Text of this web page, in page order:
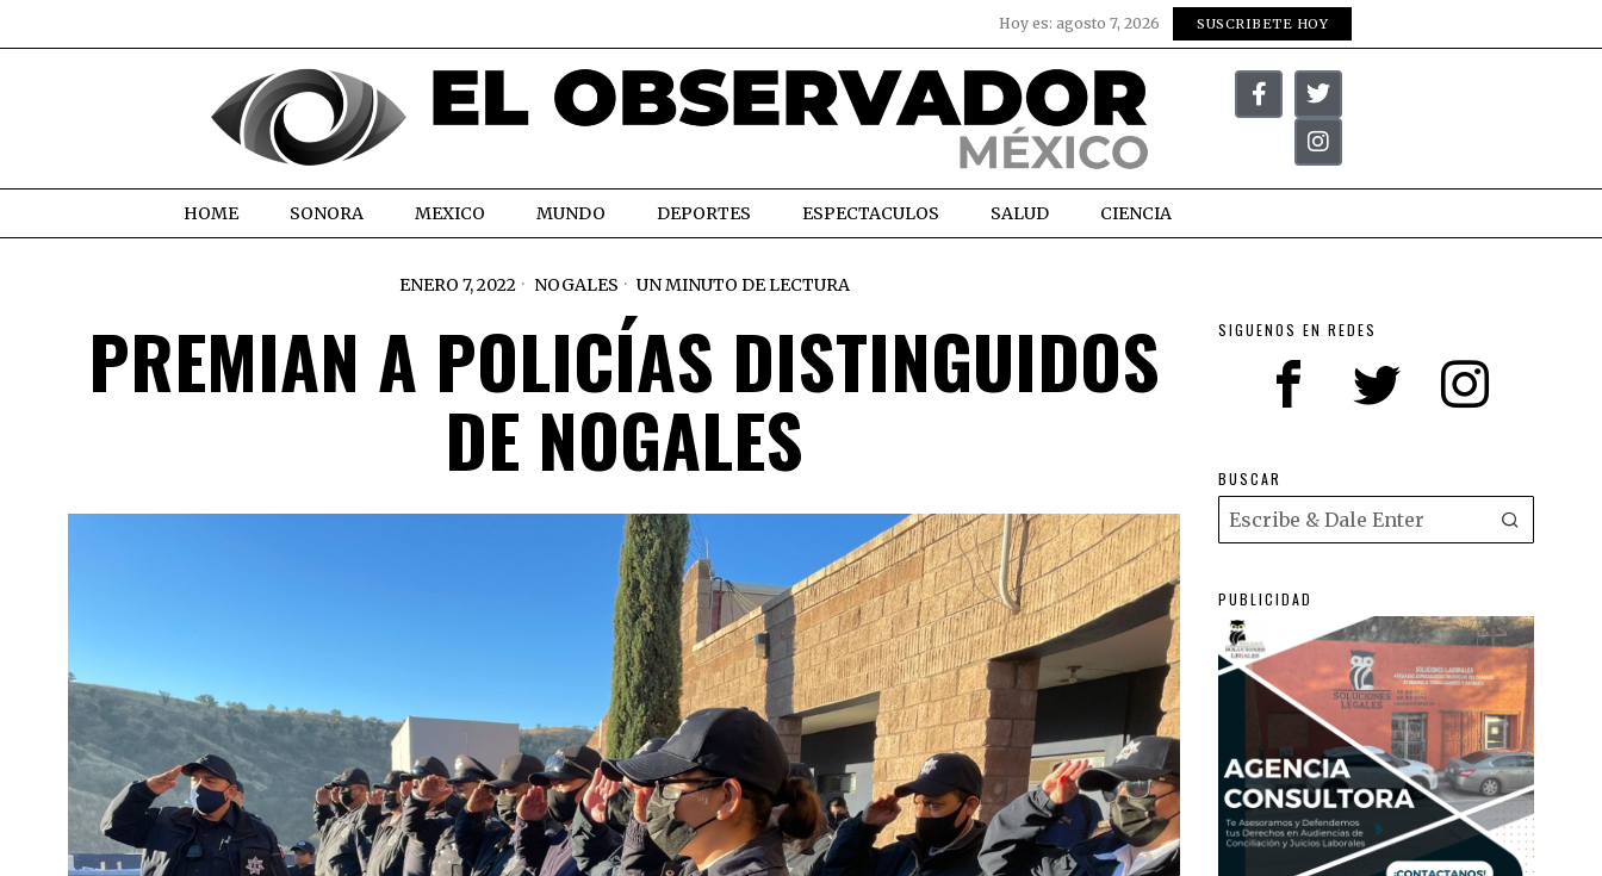
Hoy es: agosto 7, 2026 SUSCRIBETE HOY
HOME SONORA MEXICO MUNDO DEPORTES ESPECTACULOS SALUD CIENCIA
ENERO 7, 2022 NOGALES UN MINUTO DE LECTURA
PREMIAN A POLICÍAS DISTINGUIDOS
DE NOGALES
SIGUENOS EN REDES
BUSCAR
PUBLICIDAD